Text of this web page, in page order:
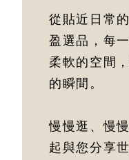
從貼近日常
盈選品，每
柔軟的空間
的瞬間。
慢慢逛、慢
起與您分享